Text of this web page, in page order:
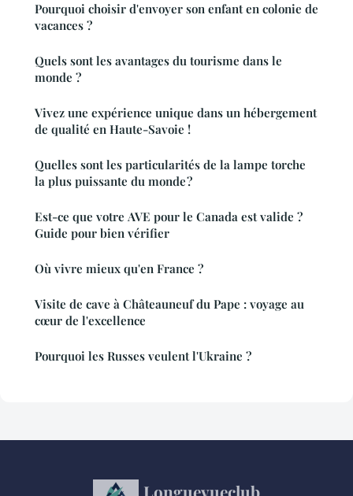
Pourquoi choisir d'envoyer son enfant en colonie de
vacances ?
Quels sont les avantages du tourisme dans le
monde ?
Vivez une expérience unique dans un hébergement
de qualité en Haute-Savoie !
Quelles sont les particularités de la lampe torche
la plus puissante du monde ?
Est-ce que votre AVE pour le Canada est valide ?
Guide pour bien vérifier
Où vivre mieux qu'en France ?
Visite de cave à Châteauneuf du Pape : voyage au
cœur de l'excellence
Pourquoi les Russes veulent l'Ukraine ?
Longuevueclub